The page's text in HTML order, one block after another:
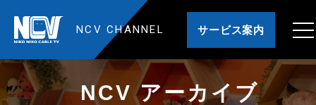
NCV CHANNEL サービス案内
NCV アーカイブ